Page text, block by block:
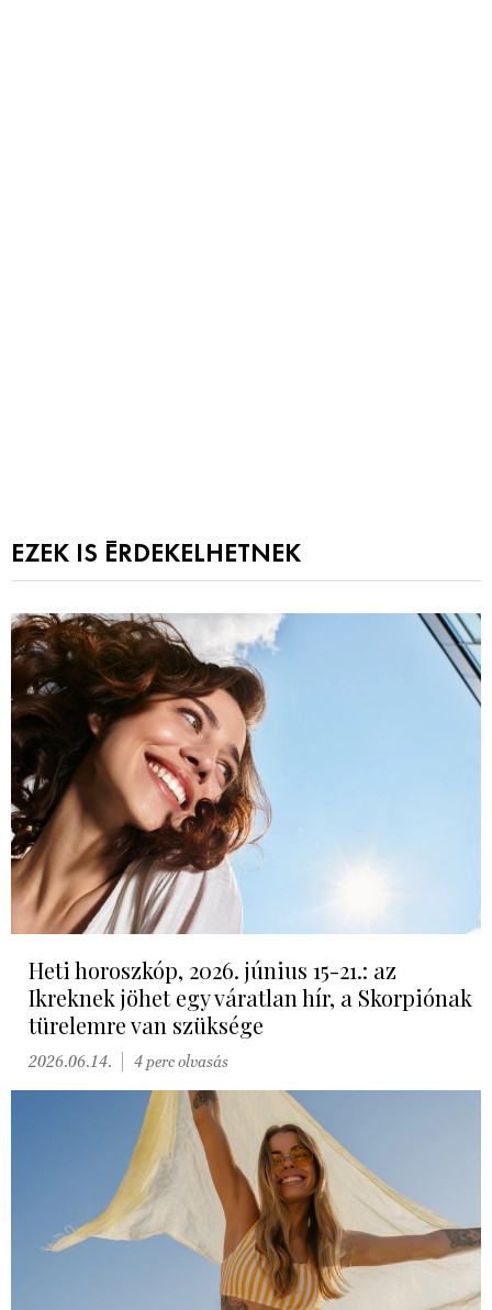
EZEK IS ÉRDEKELHETNEK
Heti horoszkóp, 2026. június 15-21.: az
Ikreknek jöhet egy váratlan hír, a Skorpiónak
türelemre van szüksége
2026.06.14. 4 perc olvasás